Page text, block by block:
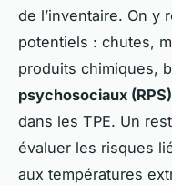
de l’inventaire. On y
potentiels : chutes,
produits chimiques,
psychosociaux (RPS)
dans les TPE. Un
évaluer les risques
aux températures